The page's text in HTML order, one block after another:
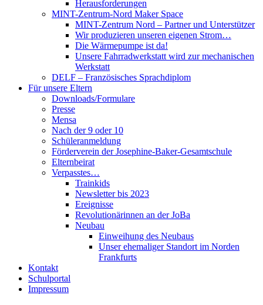
Herausforderungen
MINT-Zentrum-Nord Maker Space
MINT-Zentrum Nord – Partner und Unterstützer
Wir produzieren unseren eigenen Strom…
Die Wärmepumpe ist da!
Unsere Fahrradwerkstatt wird zur mechanischen
Werkstatt
DELF – Französisches Sprachdiplom
Für unsere Eltern
Downloads/Formulare
Presse
Mensa
Nach der 9 oder 10
Schüleranmeldung
Förderverein der Josephine-Baker-Gesamtschule
Elternbeirat
Verpasstes…
Trainkids
Newsletter bis 2023
Ereignisse
Revolutionärinnen an der JoBa
Neubau
Einweihung des Neubaus
Unser ehemaliger Standort im Norden
Frankfurts
Kontakt
Schulportal
Impressum